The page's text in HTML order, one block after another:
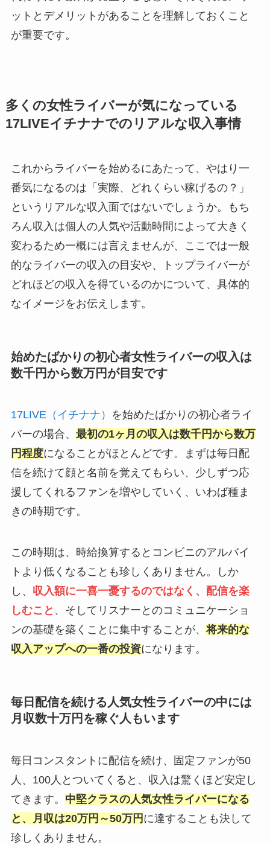
ットとデメリットがあることを理解しておくこと
が重要です。
多くの女性ライバーが気になっている
17LIVEイチナナでのリアルな収入事情
これからライバーを始めるにあたって、やはり一
番気になるのは「実際、どれくらい稼げるの？」
というリアルな収入面ではないでしょうか。もち
ろん収入は個人の人気や活動時間によって大きく
変わるため一概には言えませんが、ここでは一般
的なライバーの収入の目安や、トップライバーが
どれほどの収入を得ているのかについて、具体的
なイメージをお伝えします。
始めたばかりの初心者女性ライバーの収入は
数千円から数万円が目安です
17LIVE（イチナナ）
を始めたばかりの初心者ライ
バーの場合、 最初の1ヶ月の収入は数千円から数万
円程度になることがほとんどです。まずは毎日配
信を続けて顔と名前を覚えてもらい、少しずつ応
援してくれるファンを増やしていく、いわば種ま
きの時期です。
この時期は、時給換算するとコンビニのアルバイ
トより低くなることも珍しくありません。しか
し、 収入額に一喜一憂するのではなく、配信を楽
しむこと 、そしてリスナーとのコミュニケーショ
ンの基礎を築くことに集中することが、 将来的な
収入アップへの一番の投資になります。
毎日配信を続ける人気女性ライバーの中には
月収数十万円を稼ぐ人もいます
毎日コンスタントに配信を続け、固定ファンが50
人、100人とついてくると、収入は驚くほど安定し
てきます。 中堅クラスの人気女性ライバーになる
と、月収は20万円～50万円 に達することも決して
珍しくありません。